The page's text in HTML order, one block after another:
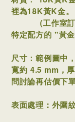
裡為18K黃K金。
(工作室訂製
特定配方的 "黃
尺寸：範例圖中
寬約 4.5 mm，厚
問討論再估價下
表面處理：外圍